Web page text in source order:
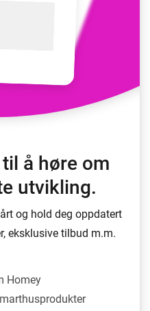
å høre om
utvikling.
og hold deg oppdatert
eksklusive tilbud m.m.
Homey